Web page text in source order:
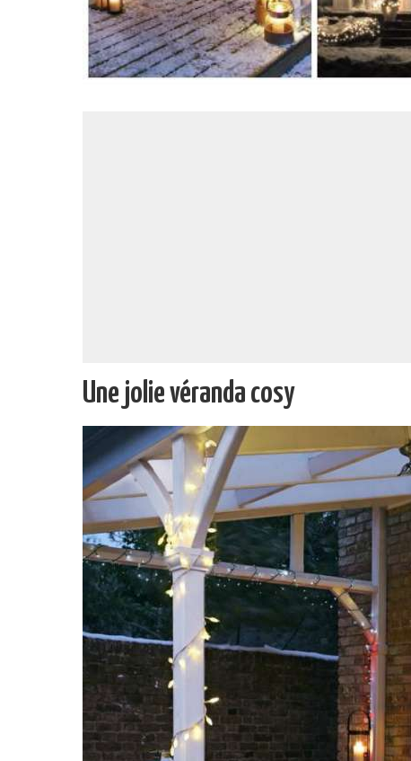
Une jolie véranda cosy